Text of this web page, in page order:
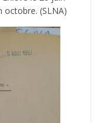
octobre. (SLNA)